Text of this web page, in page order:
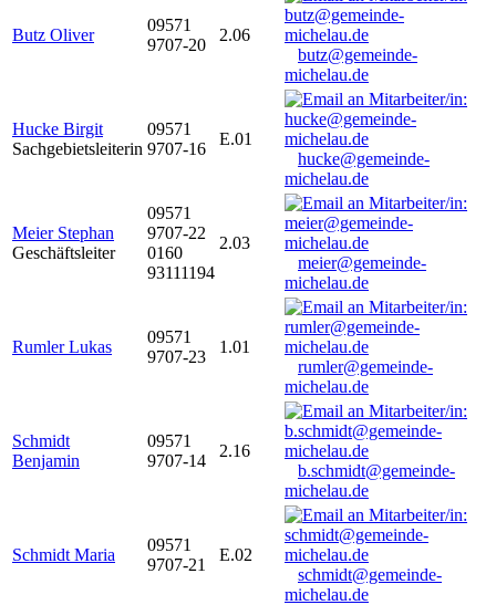
Butz Oliver
09571
9707-20
2.06
butz@gemeinde-
michelau.de
Hucke Birgit
Sachgebietsleiterin
09571
9707-16
E.01
hucke@gemeinde-
michelau.de
Meier Stephan
Geschäftsleiter
09571
9707-22
0160
93111194
2.03
meier@gemeinde-
michelau.de
Rumler Lukas
09571
9707-23
1.01
rumler@gemeinde-
michelau.de
Schmidt
Benjamin
09571
9707-14
2.16
b.schmidt@gemeinde-
michelau.de
Schmidt Maria
09571
9707-21
E.02
schmidt@gemeinde-
michelau.de